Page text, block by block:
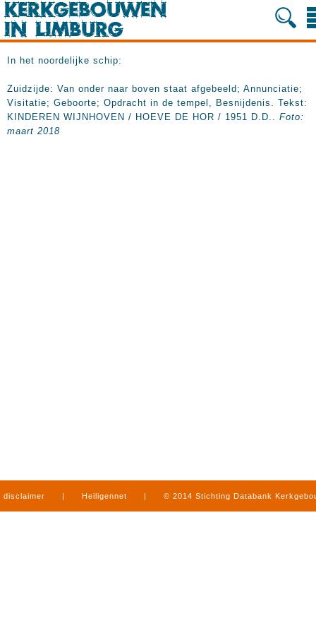
In het noordelijke schip:
Zuidzijde: Van onder naar boven staat afgebeeld; Annunciatie;
Visitatie; Geboorte; Opdracht in de tempel, Besnijdenis. Tekst:
KINDEREN WIJNHOVEN / HOEVE DE HOR / 1951 D.D.. Foto:
maart 2018
disclaimer | Heiligennet | © 2014 Stichting Databank